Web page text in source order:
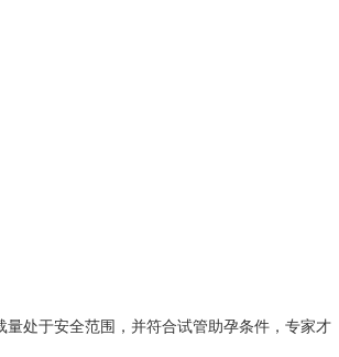
处于安全范围，并符合试管助孕条件，专家才